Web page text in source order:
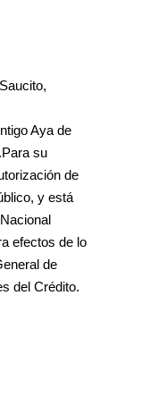
Aya de
su
de
y está
efectos de lo
de
del Crédito.